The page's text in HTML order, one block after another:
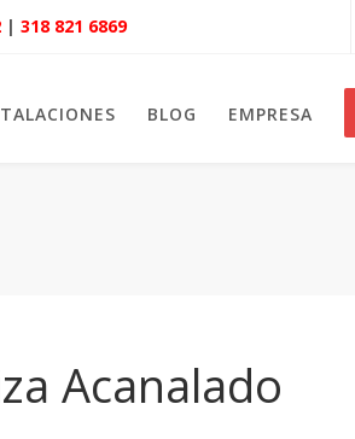
|318 821 6869
BLOG EMPRESA
Acanalado